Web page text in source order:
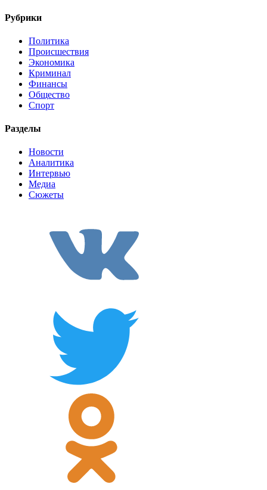
Рубрики
Политика
Происшествия
Экономика
Криминал
Финансы
Общество
Спорт
Разделы
Новости
Аналитика
Интервью
Медиа
Сюжеты